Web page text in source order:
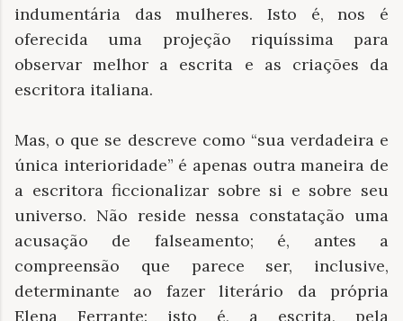
indumentária das mulheres. Isto é, nos é
oferecida uma projeção riquíssima para
observar melhor a escrita e as criações da
escritora italiana.
Mas, o que se descreve como “sua verdadeira e
única interioridade” é apenas outra maneira de
a escritora ficcionalizar sobre si e sobre seu
universo. Não reside nessa constatação uma
acusação de falseamento; é, antes a
compreensão que parece ser, inclusive,
determinante ao fazer literário da própria
Elena Ferrante: isto é, a escrita, pela